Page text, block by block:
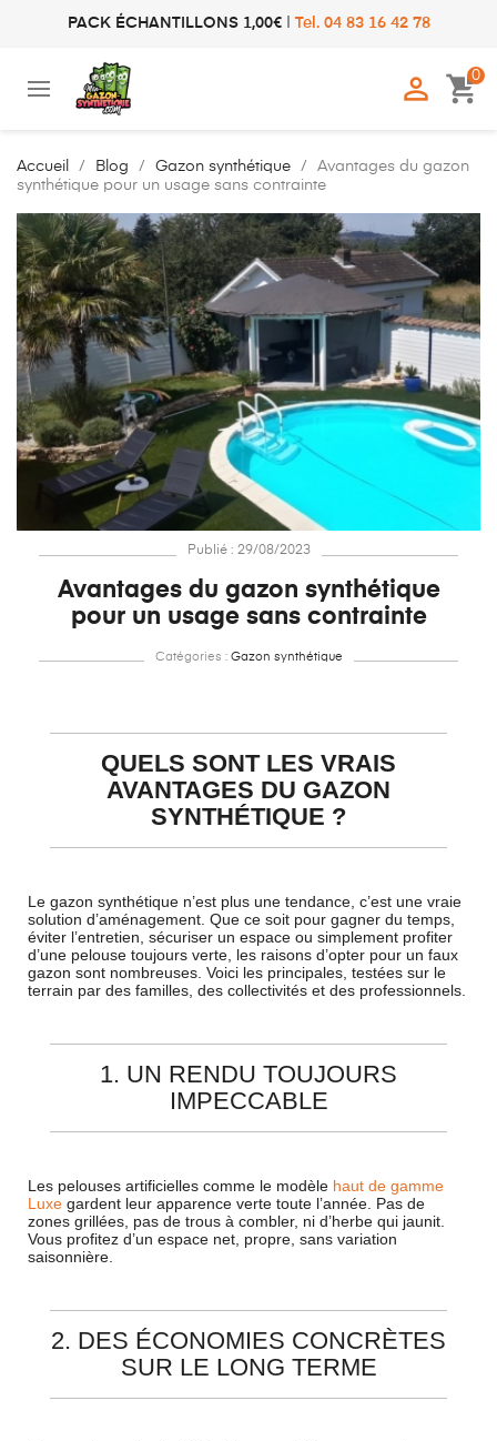
PACK ÉCHANTILLONS 1,00€| Tel. 04 83 16 42 78
 shopping_cart
0
Accueil Blog Gazon synthétique
Avantages du gazon
synthétique pour un usage sans contrainte
Publié : 29/08/2023
Avantages du gazon synthétique
pour un usage sans contrainte
Catégories : Gazon synthétique
QUELS SONT LES VRAIS
AVANTAGES DU GAZON
SYNTHÉTIQUE ?
Le gazon synthétique n’est plus une tendance, c’est une vraie
solution d’aménagement. Que ce soit pour gagner du temps,
éviter l’entretien, sécuriser un espace ou simplement profiter
d’une pelouse toujours verte, les raisons d’opter pour un faux
gazon sont nombreuses. Voici les principales, testées sur le
terrain par des familles, des collectivités et des professionnels.
1. UN RENDU TOUJOURS
IMPECCABLE
Les pelouses artificielles comme le modèle haut de gamme
Luxe gardent leur apparence verte toute l’année. Pas de
zones grillées, pas de trous à combler, ni d’herbe qui jaunit.
Vous profitez d’un espace net, propre, sans variation
saisonnière.
2. DES ÉCONOMIES CONCRÈTES
SUR LE LONG TERME